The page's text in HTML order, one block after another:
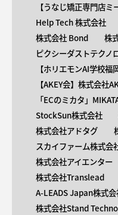
【​うなじ矯正専門店
Help Tech 株式会社
株式会社 Bond
株
ピクシーダストテクノ
【ホリエモンAI学校
【AKEY会】株式会社
「ECのミカタ」
StockSun株式会社
株式会社アドタグ
スカイファーム株式会
株式会社アイエンター
株式会社Translead
A-LEADS Japan株式
株式会社Stand